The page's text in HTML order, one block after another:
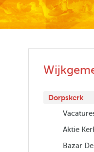
Dorpskerk
Aktie
Bazar